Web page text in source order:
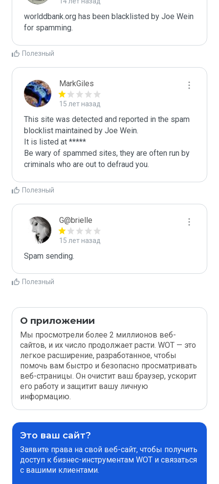
worlddbank.org has been blacklisted by Joe Wein
for spamming.
Полезный
MarkGiles
15 лет назад
This site was detected and reported in the spam
blocklist maintained by Joe Wein.
It is listed at *****
Be wary of spammed sites, they are often run by
criminals who are out to defraud you.
Полезный
G@brielle
15 лет назад
Spam sending.
Полезный
О приложении
Мы просмотрели более 2 миллионов веб-
сайтов, и их число продолжает расти. WOT — это
легкое расширение, разработанное, чтобы
помочь вам быстро и безопасно просматривать
веб-страницы. Он очистит ваш браузер, ускорит
его работу и защитит вашу личную
информацию.
Это ваш сайт?
Заявите права на свой веб-сайт, чтобы получить
доступ к бизнес-инструментам WOT и связаться
с вашими клиентами.